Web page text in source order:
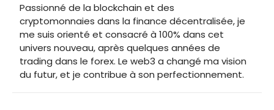
Passionné de la blockchain et des
cryptomonnaies dans la finance décentralisée, je
me suis orienté et consacré à 100% dans cet
univers nouveau, après quelques années de
trading dans le forex. Le web3 a changé ma vision
du futur, et je contribue à son perfectionnement.